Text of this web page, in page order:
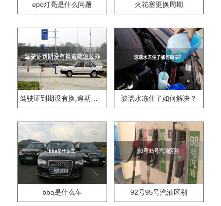
epc灯亮是什么问题 火花塞更换周期
驾驶证到期没有换,逾期怎么办?? 玻璃水冻住了如何解决？
bba是什么车 92号95号汽油区别